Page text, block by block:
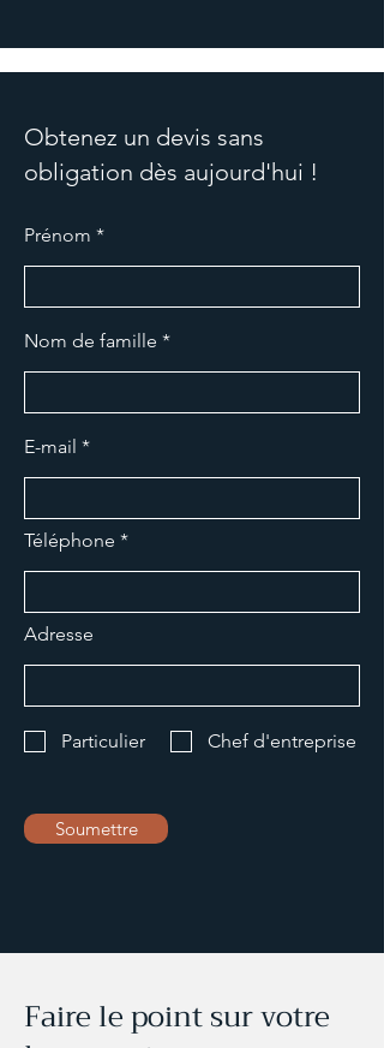
Obtenez un devis sans
obligation dès aujourd'hui !
Prénom
Nom de famille
E-mail
Téléphone
Adresse
Particulier Chef d'entreprise
Soumettre
Faire le point sur votre